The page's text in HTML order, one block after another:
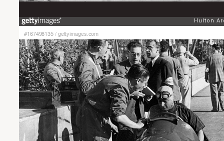
#167498135/gettyimages.com